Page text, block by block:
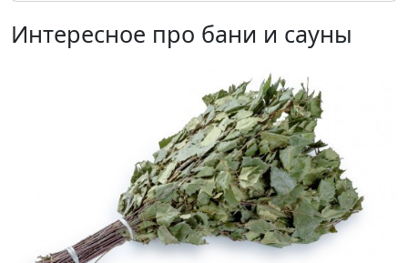
Интересное про бани и сауны